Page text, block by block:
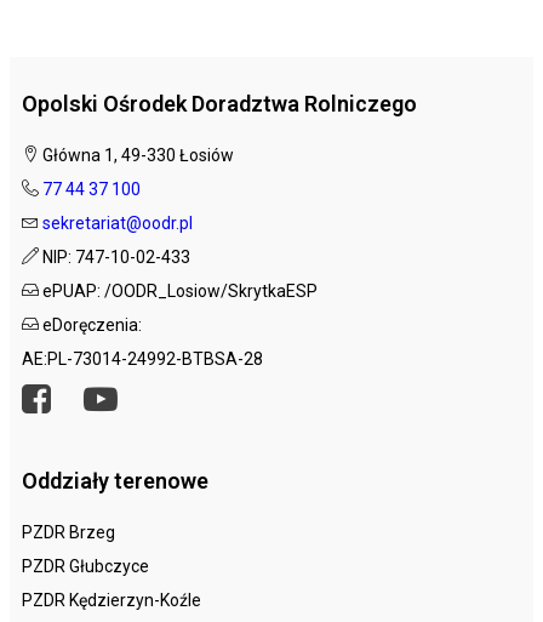
Opolski Ośrodek Doradztwa Rolniczego
Główna 1, 49-330 Łosiów
77 44 37 100
sekretariat@oodr.pl
NIP: 747-10-02-433
ePUAP: /OODR_Losiow/SkrytkaESP
eDoręczenia:
AE:PL-73014-24992-BTBSA-28
Oddziały terenowe
PZDR Brzeg
PZDR Głubczyce
PZDR Kędzierzyn-Koźle